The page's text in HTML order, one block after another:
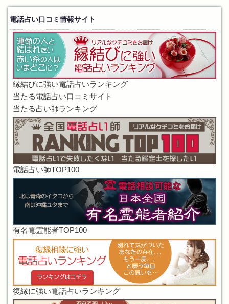
電話占い口コミ情報サイト
縁結びに強い電話占いランキング
当たる電話占い口コミサイト
当たる占い師ランキング
電話占い師TOP100
有名電霊能者TOP100
復縁に強い電話占いランキング